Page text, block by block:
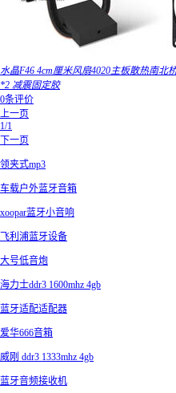
水晶F46 4cm厘米风扇4020主板散热南北
*2 减震固定胶
0条评价
上一页
1/1
下一页
领夹式mp3
车载户外蓝牙音箱
xoopar蓝牙小音响
飞利浦蓝牙设备
大号低音炮
海力士ddr3 1600mhz 4gb
蓝牙适配适配器
爱华666音箱
威刚 ddr3 1333mhz 4gb
蓝牙音频接收机